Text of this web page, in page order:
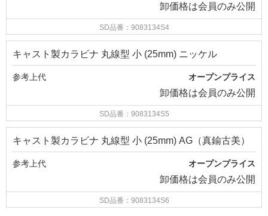
卸価格は会員のみ公開
SD品番：9083134S4
キャスト製カラビナ 丸線型 小 (25mm) ニッケル
参考上代 オープンプライス
卸価格は会員のみ公開
SD品番：9083134S5
キャスト製カラビナ 丸線型 小 (25mm) AG（真鍮古美）
参考上代 オープンプライス
卸価格は会員のみ公開
SD品番：9083134S6